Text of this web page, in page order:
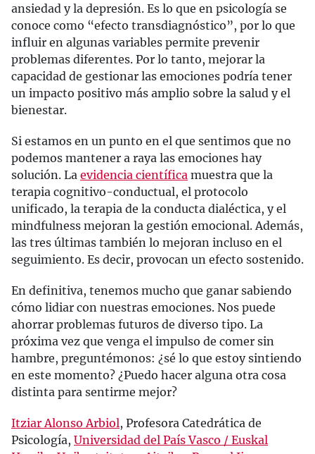
ansiedad y la depresión. Es lo que en psicología se
conoce como “efecto transdiagnóstico”, por lo que
influir en algunas variables permite prevenir
problemas diferentes. Por lo tanto, mejorar la
capacidad de gestionar las emociones podría tener
un impacto positivo más amplio sobre la salud y el
bienestar.
Si estamos en un punto en el que sentimos que no
podemos mantener a raya las emociones hay
solución. La evidencia científica muestra que la
terapia cognitivo-conductual, el protocolo
unificado, la terapia de la conducta dialéctica, y el
mindfulness mejoran la gestión emocional. Además,
las tres últimas también lo mejoran incluso en el
seguimiento. Es decir, provocan un efecto sostenido.
En definitiva, tenemos mucho que ganar sabiendo
cómo lidiar con nuestras emociones. Nos puede
ahorrar problemas futuros de diverso tipo. La
próxima vez que venga el impulso de comer sin
hambre, preguntémonos: ¿sé lo que estoy sintiendo
en este momento? ¿Puedo hacer alguna otra cosa
distinta para sentirme mejor?
Itziar Alonso Arbiol, Profesora Catedrática de
Psicología, Universidad del País Vasco / Euskal